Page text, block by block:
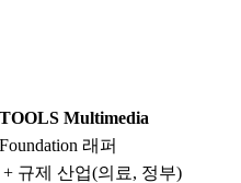
Multimedia
래퍼
규제 산업(의료, 정부)